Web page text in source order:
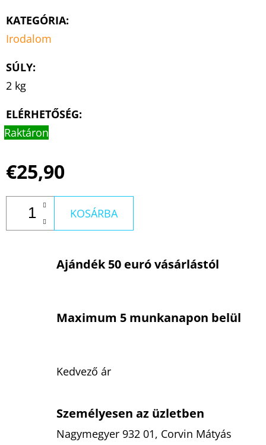
KATEGÓRIA:
Irodalom
SÚLY:
2 kg
ELÉRHETŐSÉG:
Raktáron
€25,90
KOSÁRBA
Ajándék 50 euró vásárlástól
Maximum 5 munkanapon belül
Kedvező ár
Személyesen az üzletben
Nagymegyer 932 01, Corvin Mátyás